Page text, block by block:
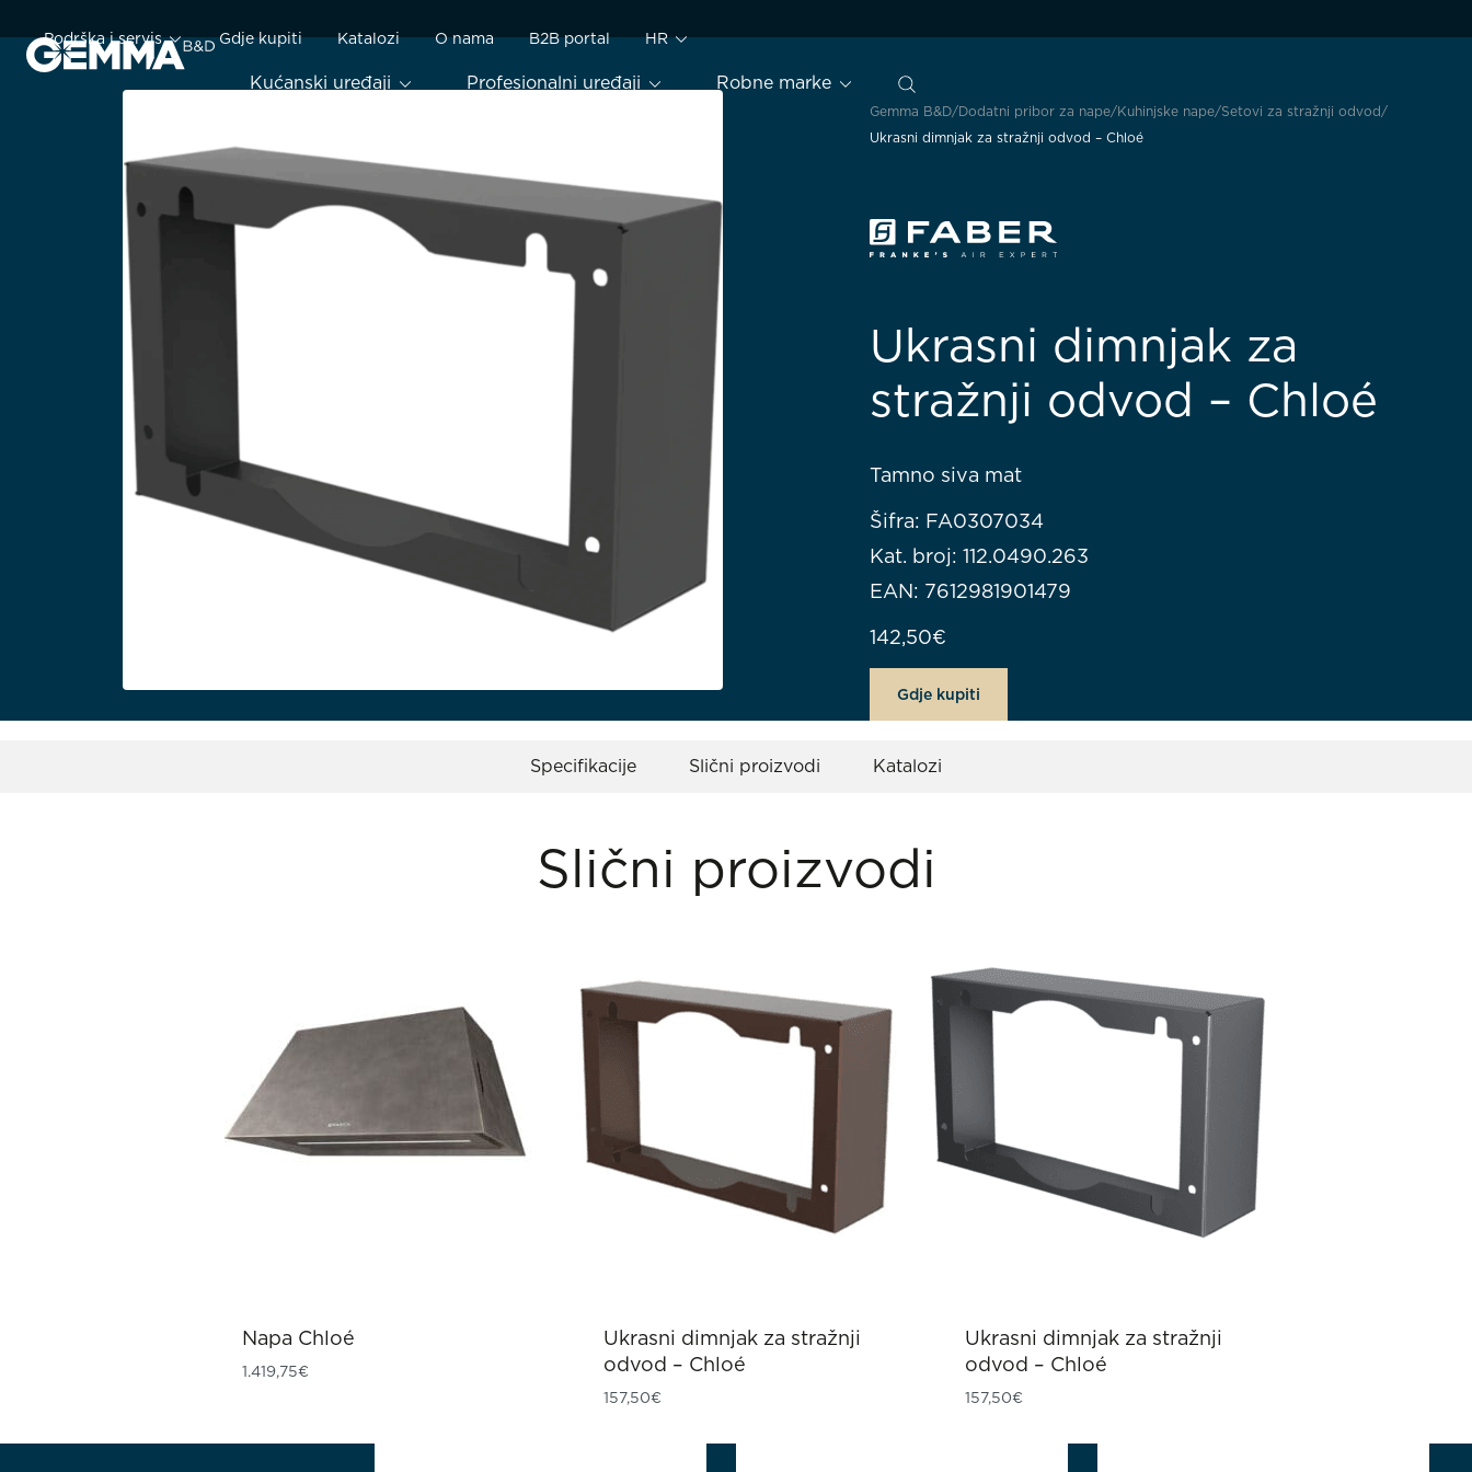
Kućanski uređaji Profesionalni uređaji Robne marke
Podrška i servis Gdje kupiti Katalozi O nama B2B portal HR
Gemma B&D Dodatni pribor za nape Kuhinjske nape Setovi za stražnji odvod
Ukrasni dimnjak za stražnji odvod – Chloé
Ukrasni dimnjak za
stražnji odvod – Chloé
Tamno siva mat
Šifra: FA0307034
Kat. broj: 112.0490.263
EAN: 7612981901479
142,50€
Gdje kupiti
Specifikacije Slični proizvodi Katalozi
Slični proizvodi
Napa Chloé
1.419,75€
Ukrasni dimnjak za stražnji
odvod – Chloé
157,50€
Ukrasni dimnjak za stražnji
odvod – Chloé
157,50€